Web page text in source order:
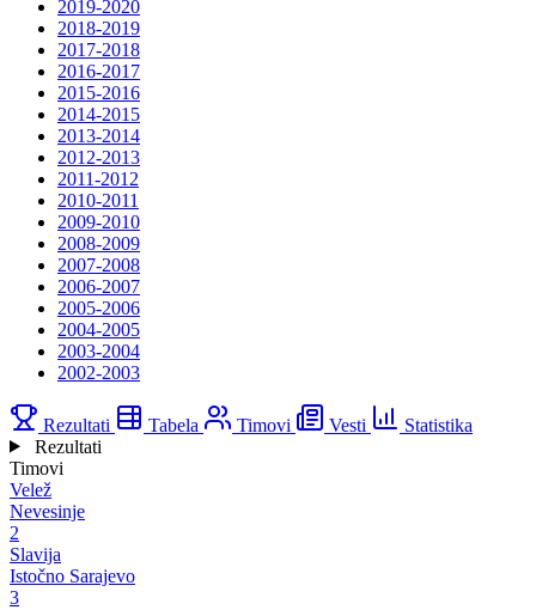
2019-2020
2018-2019
2017-2018
2016-2017
2015-2016
2014-2015
2013-2014
2012-2013
2011-2012
2010-2011
2009-2010
2008-2009
2007-2008
2006-2007
2005-2006
2004-2005
2003-2004
2002-2003
Rezultati Tabela Timovi Vesti
Statistika
Rezultati
Timovi
Velež
Nevesinje
2
Slavija
Istočno Sarajevo
3